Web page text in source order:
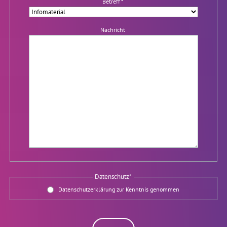
Nachricht
Pflichtfeld
Datenschutz*
Datenschutzerklärung zur Kenntnis genommen